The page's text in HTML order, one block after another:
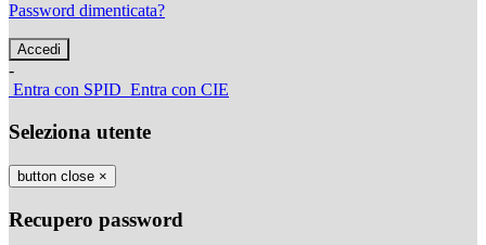
Password dimenticata?
-
Entra con SPID Entra con CIE
Seleziona utente
button close ×
Recupero password